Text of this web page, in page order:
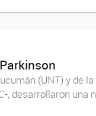
(UNT) y de
desarrollaron